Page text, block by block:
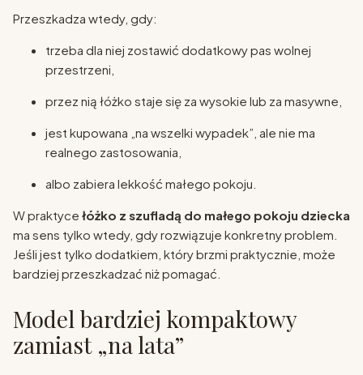
Przeszkadza wtedy, gdy:
trzeba dla niej zostawić dodatkowy pas wolnej
przestrzeni,
przez nią łóżko staje się za wysokie lub za masywne,
jest kupowana „na wszelki wypadek”, ale nie ma
realnego zastosowania,
albo zabiera lekkość małego pokoju.
W praktyce łóżko z szufladą do małego pokoju dziecka
ma sens tylko wtedy, gdy rozwiązuje konkretny problem.
Jeśli jest tylko dodatkiem, który brzmi praktycznie, może
bardziej przeszkadzać niż pomagać.
Model bardziej kompaktowy
zamiast „na lata”